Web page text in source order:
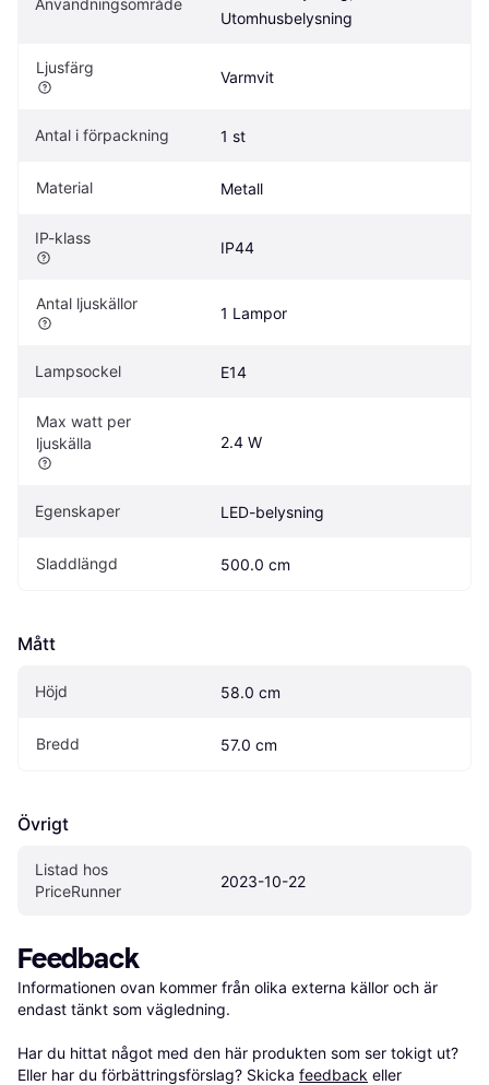
Utomhusbelysning
Ljusfärg
Varmvit
Antal i förpackning 1 st
Material Metall
IP-klass
IP44
Antal ljuskällor
1 Lampor
Lampsockel E14
Max watt per
ljuskälla
2.4 W
Egenskaper LED-belysning
Sladdlängd 500.0 cm
Mått
Höjd 58.0 cm
Bredd 57.0 cm
Övrigt
Listad hos
PriceRunner
2023-10-22
Feedback
Informationen ovan kommer från olika externa källor och är
endast tänkt som vägledning.
Har du hittat något med den här produkten som ser tokigt ut?
Eller har du förbättringsförslag? Skicka feedback eller